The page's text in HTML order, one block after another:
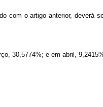
o artigo anterior, deverá
30,5774%; e em abril,